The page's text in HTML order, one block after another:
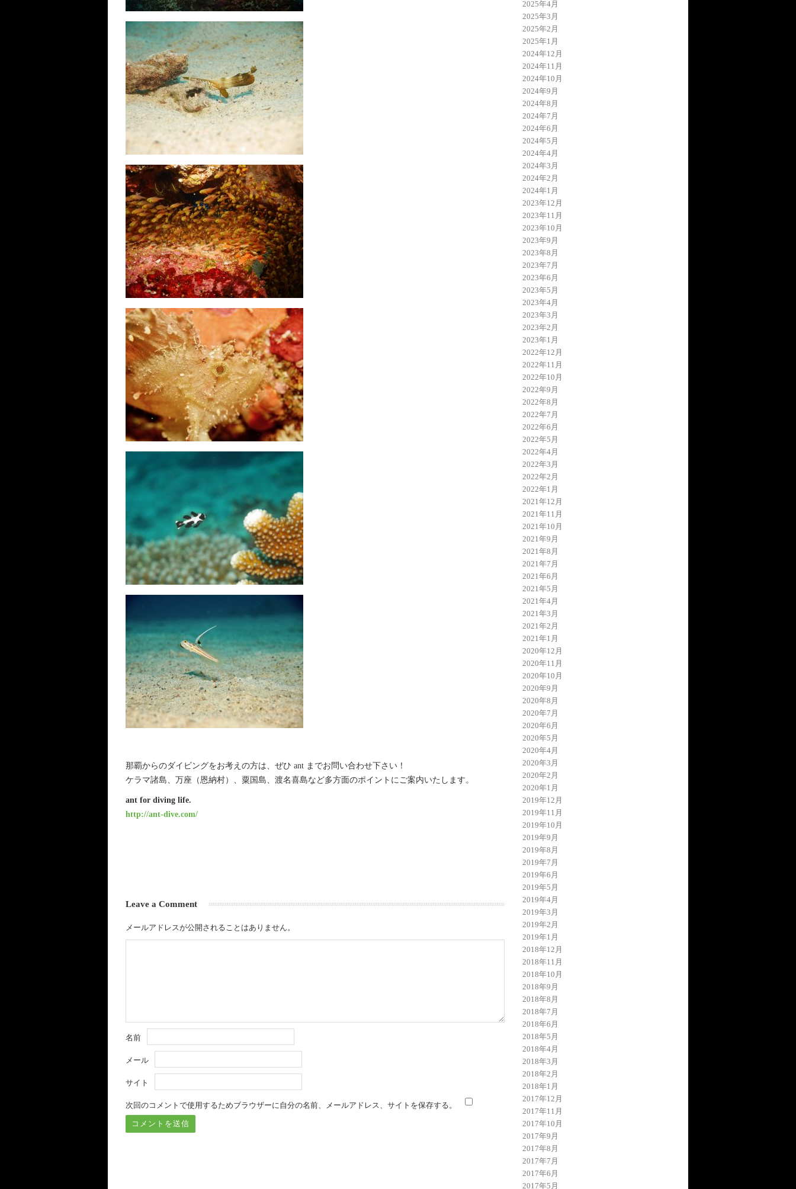
那覇からのダイビングをお考えの方は、ぜひ ant までお問い合わせ下さい！
ケラマ諸島、万座（恩納村）、粟国島、渡名喜島など多方面のポイントにご案内いたします。
ant for diving life.
http://ant-dive.com/
Leave a Comment
メールアドレスが公開されることはありません。
名前
メール
サイト
次回のコメントで使用するためブラウザーに自分の名前、メールアドレス、サイトを保存する。
2025年4月
2025年3月
2025年2月
2025年1月
2024年12月
2024年11月
2024年10月
2024年9月
2024年8月
2024年7月
2024年6月
2024年5月
2024年4月
2024年3月
2024年2月
2024年1月
2023年12月
2023年11月
2023年10月
2023年9月
2023年8月
2023年7月
2023年6月
2023年5月
2023年4月
2023年3月
2023年2月
2023年1月
2022年12月
2022年11月
2022年10月
2022年9月
2022年8月
2022年7月
2022年6月
2022年5月
2022年4月
2022年3月
2022年2月
2022年1月
2021年12月
2021年11月
2021年10月
2021年9月
2021年8月
2021年7月
2021年6月
2021年5月
2021年4月
2021年3月
2021年2月
2021年1月
2020年12月
2020年11月
2020年10月
2020年9月
2020年8月
2020年7月
2020年6月
2020年5月
2020年4月
2020年3月
2020年2月
2020年1月
2019年12月
2019年11月
2019年10月
2019年9月
2019年8月
2019年7月
2019年6月
2019年5月
2019年4月
2019年3月
2019年2月
2019年1月
2018年12月
2018年11月
2018年10月
2018年9月
2018年8月
2018年7月
2018年6月
2018年5月
2018年4月
2018年3月
2018年2月
2018年1月
2017年12月
2017年11月
2017年10月
2017年9月
2017年8月
2017年7月
2017年6月
2017年5月